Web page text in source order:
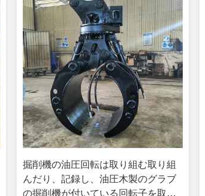
掘削機の油圧回転は取り組む取り組
んだり、記録し、油圧木製のグラブ
の掘削機が付いている回転子を取り